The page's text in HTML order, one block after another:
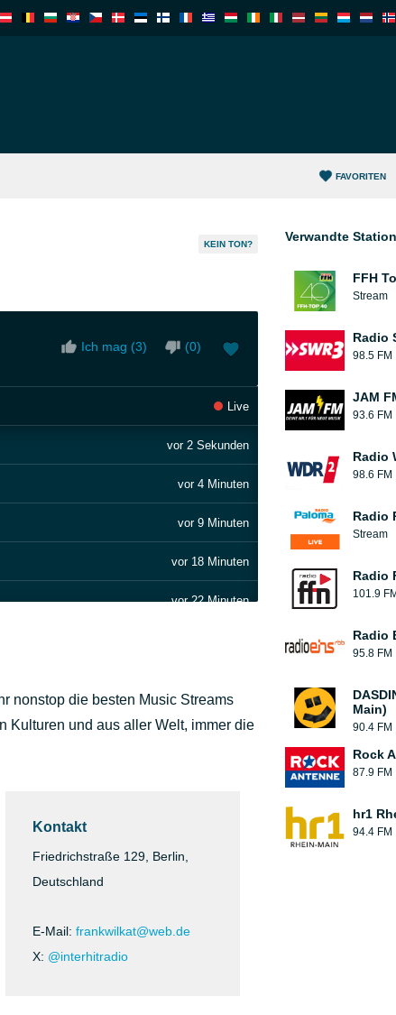
FAVORITEN
KEIN TON?
Ich mag (3) (0)
Live
vor 2 Sekunden
vor 4 Minuten
vor 9 Minuten
vor 18 Minuten
vor 22 Minuten
vor 37 Minuten
nonstop die besten Music Streams
Kulturen und aus aller Welt, immer die
Kontakt
Friedrichstraße 129, Berlin,
Deutschland
E-Mail: frankwilkat@web.de
X: @interhitradio
Verwandte
FFH
Stream
Radio
98.5 FM
JAM
93.6 FM
Radio
98.6 FM
Radio
Stream
Radio
101.9 FM
Radio
95.8 FM
Main)
90.4 FM
Rock
87.9 FM
hr1
94.4 FM